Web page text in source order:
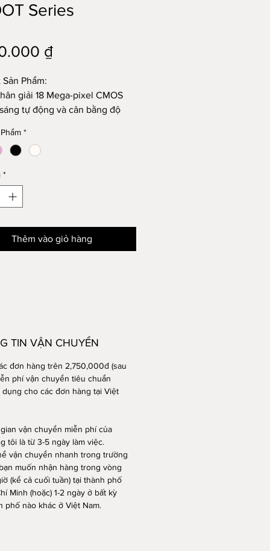
Series
₫Giá
Phẩm:
giải 18 Mega-pixel CMOS
tự động và cân bằng độ
Thẻ SD chuẩn và Wifi (Tương
thẻ SD lên đến 128GB)
ứng màu: Cổ điển / Đen &
/ Sepia (Vàng) / Blue (Xanh)
một nút bấm (Bật / Tắt /
thích với MAC OS và
XP SP2 / Vista / 7/8/10
chắn trước có nam châm
USB type C
và trọng lượng sản phẩm:
dài: 109mm
12 mm
lượng: 60g (Chưa có pin)
*
*
Thêm vào giỏ hàng
TIN VẬN CHUYỂN
đơn hàng trên 2,750,000đ (sau
phí vận chuyển tiêu chuẩn
dụng cho các đơn hàng tại Việt
vận chuyển miễn phí của
tôi là từ 3-5 ngày làm việc.
vận chuyển nhanh trong trường
muốn nhận hàng trong vòng
(kể cả cuối tuần) tại thành phố
Minh (hoặc) 1-2 ngày ở bất kỳ
phố nào khác ở Việt Nam.